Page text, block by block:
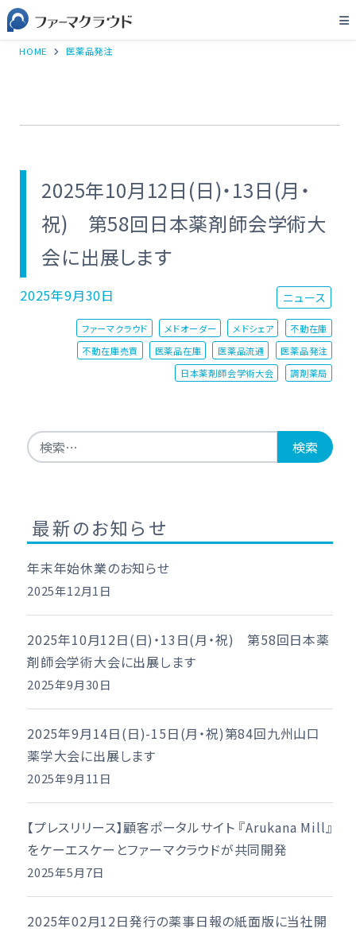
HOME 医薬品発注
2025年10月12日(日)・13日(月・
祝) 第58回日本薬剤師会学術大
会に出展します
2025年9月30日 ニュース
ファーマクラウド メドオーダー メドシェア
不動在庫
不動在庫売買
医薬品在庫 医薬品流通
医薬品発注
日本薬剤師会学術大会
調剤薬局
検索:
最新のお知らせ
年末年始休業のお知らせ
2025年12月1日
2025年10月12日(日)・13日(月・祝) 第58回日本薬
剤師会学術大会に出展します
2025年9月30日
2025年9月14日(日)-15日(月・祝)第84回九州山口
薬学大会に出展します
2025年9月11日
【プレスリリース】顧客ポータルサイト 『Arukana Mill』
をケーエスケーとファーマクラウドが共同開発
2025年5月7日
2025年02月12日発行の薬事日報の紙面版に当社開